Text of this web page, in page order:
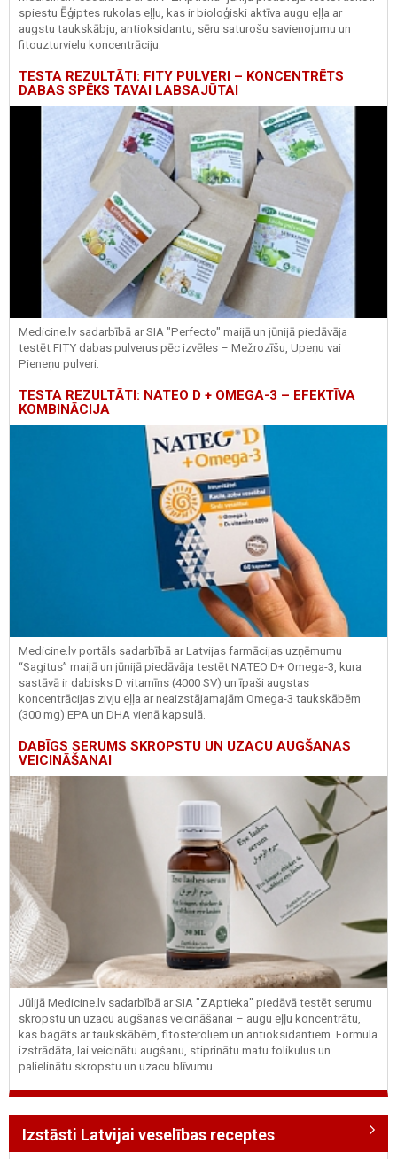
spiestu Ēģiptes rukolas eļļu, kas ir bioloģiski aktīva augu eļļa ar
augstu taukskābju, antioksidantu, sēru saturošu savienojumu un
fitouzturvielu koncentrāciju.
TESTA REZULTĀTI: FITY PULVERI – KONCENTRĒTS
DABAS SPĒKS TAVAI LABSAJŪTAI
Medicine.lv sadarbībā ar SIA "Perfecto" maijā un jūnijā piedāvāja
testēt FITY dabas pulverus pēc izvēles – Mežrozīšu, Upeņu vai
Pieneņu pulveri.
TESTA REZULTĀTI: NATEO D + OMEGA-3 – EFEKTĪVA
KOMBINĀCIJA
Medicine.lv portāls sadarbībā ar Latvijas farmācijas uzņēmumu
“Sagitus” maijā un jūnijā piedāvāja testēt NATEO D+ Omega-3, kura
sastāvā ir dabisks D vitamīns (4000 SV) un īpaši augstas
koncentrācijas zivju eļļa ar neaizstājamajām Omega-3 taukskābēm
(300 mg) EPA un DHA vienā kapsulā.
DABĪGS SERUMS SKROPSTU UN UZACU AUGŠANAS
VEICINĀŠANAI
Jūlijā Medicine.lv sadarbībā ar SIA "ZAptieka" piedāvā testēt serumu
skropstu un uzacu augšanas veicināšanai – augu eļļu koncentrātu,
kas bagāts ar taukskābēm, fitosteroliem un antioksidantiem. Formula
izstrādāta, lai veicinātu augšanu, stiprinātu matu folikulus un
palielinātu skropstu un uzacu blīvumu.
Izstāsti Latvijai veselības receptes